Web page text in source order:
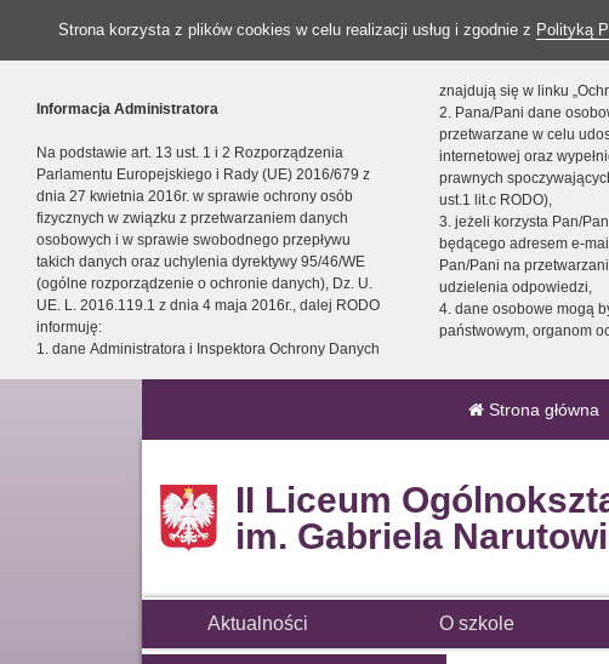
Strona korzysta z plików cookies w celu realizacji usług i zgodnie z Polityką
Informacja Administratora
Na podstawie art. 13 ust. 1 i 2 Rozporządzenia
Parlamentu Europejskiego i Rady (UE) 2016/679 z
dnia 27 kwietnia 2016r. w sprawie ochrony osób
fizycznych w związku z przetwarzaniem danych
osobowych i w sprawie swobodnego przepływu
takich danych oraz uchylenia dyrektywy 95/46/WE
(ogólne rozporządzenie o ochronie danych), Dz. U.
UE. L. 2016.119.1 z dnia 4 maja 2016r., dalej RODO
informuję:
1. dane Administratora i Inspektora Ochrony Danych
znajdują się w linku
2. Pana/Pani dane
przetwarzane w celu
internetowej oraz
prawnych
ust.1 lit.c RODO),
3. jeżeli korzysta Pan/
będącego adresem e-
Pan/Pani na
udzielenia odpowiedzi,
4. dane osobowe mogą
państwowym, organom
Strona główna
II Liceum
im. Gabriela
Aktualności O szkole